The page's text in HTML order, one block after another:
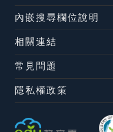
內嵌搜尋欄位說明
相關連結
常見問題
隱私權政策